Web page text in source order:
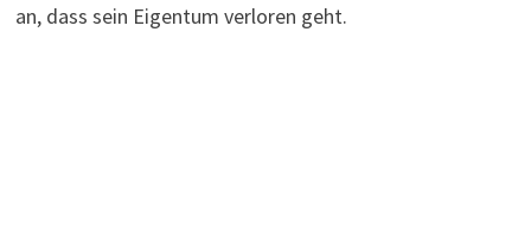
an, dass sein Eigentum verloren geht.